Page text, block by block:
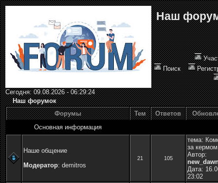
Наш
Поиск
Сегодня: 09.08.2026 - 06:29:24
Наш форумок
Форумы
Тем Ответов
Основная информация
Наше общение
Модератор: demitros
21 105
тема:
за кермом
Автор:
Дата:
23:02